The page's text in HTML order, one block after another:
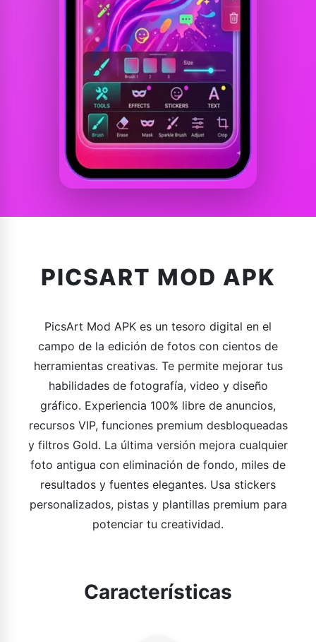
PICSART MOD APK
PicsArt Mod APK es un tesoro digital en el
campo de la edición de fotos con cientos de
herramientas creativas. Te permite mejorar tus
habilidades de fotografía, video y diseño
gráfico. Experiencia 100% libre de anuncios,
recursos VIP, funciones premium desbloqueadas
y filtros Gold. La última versión mejora cualquier
foto antigua con eliminación de fondo, miles de
resultados y fuentes elegantes. Usa stickers
personalizados, pistas y plantillas premium para
potenciar tu creatividad.
Características